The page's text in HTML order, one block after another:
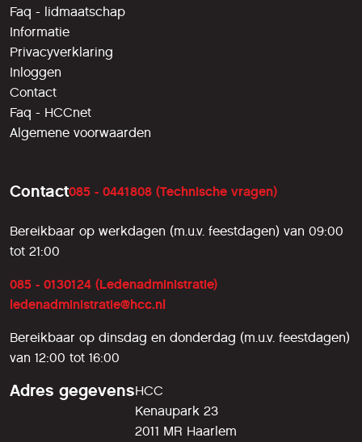
Faq - lidmaatschap
Informatie
Privacyverklaring
Inloggen
Contact
Faq - HCCnet
Algemene voorwaarden
Contact085 - 0441808 (Technische vragen)
Bereikbaar op werkdagen (m.u.v. feestdagen) van 09:00
tot 21:00
085 - 0130124 (Ledenadministratie)
ledenadministratie@hcc.nl
Bereikbaar op dinsdag en donderdag (m.u.v. feestdagen)
van 12:00 tot 16:00
Adres gegevensHCC
Kenaupark 23
2011 MR Haarlem